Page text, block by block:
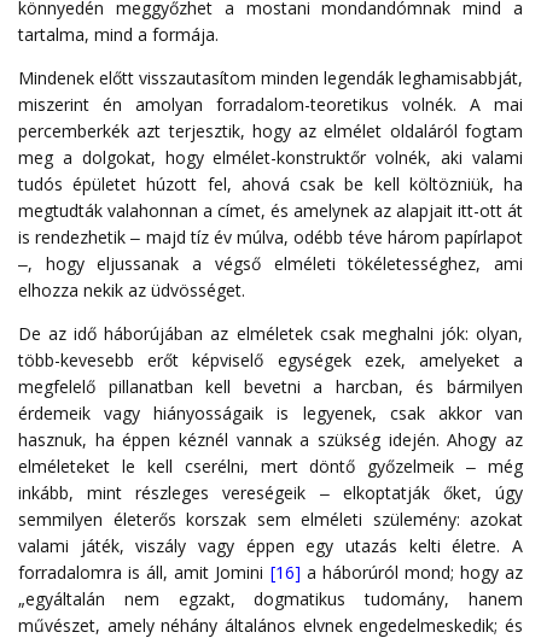
könnyedén meggyőzhet a mostani mondandómnak mind a
tartalma, mind a formája.
Mindenek előtt visszautasítom minden legendák leghamisabbját,
miszerint én amolyan forradalom-teoretikus volnék. A mai
percemberkék azt terjesztik, hogy az elmélet oldaláról fogtam
meg a dolgokat, hogy elmélet-konstruktőr volnék, aki valami
tudós épületet húzott fel, ahová csak be kell költözniük, ha
megtudták valahonnan a címet, és amelynek az alapjait itt-ott át
is rendezhetik ‒ majd tíz év múlva, odébb téve három papírlapot
‒, hogy eljussanak a végső elméleti tökéletességhez, ami
elhozza nekik az üdvösséget.
De az idő háborújában az elméletek csak meghalni jók: olyan,
több-kevesebb erőt képviselő egységek ezek, amelyeket a
megfelelő pillanatban kell bevetni a harcban, és bármilyen
érdemeik vagy hiányosságaik is legyenek, csak akkor van
hasznuk, ha éppen kéznél vannak a szükség idején. Ahogy az
elméleteket le kell cserélni, mert döntő győzelmeik ‒ még
inkább, mint részleges vereségeik ‒ elkoptatják őket, úgy
semmilyen életerős korszak sem elméleti szülemény: azokat
valami játék, viszály vagy éppen egy utazás kelti életre. A
forradalomra is áll, amit Jomini [16] a háborúról mond; hogy az
„egyáltalán nem egzakt, dogmatikus tudomány, hanem
művészet, amely néhány általános elvnek engedelmeskedik; és